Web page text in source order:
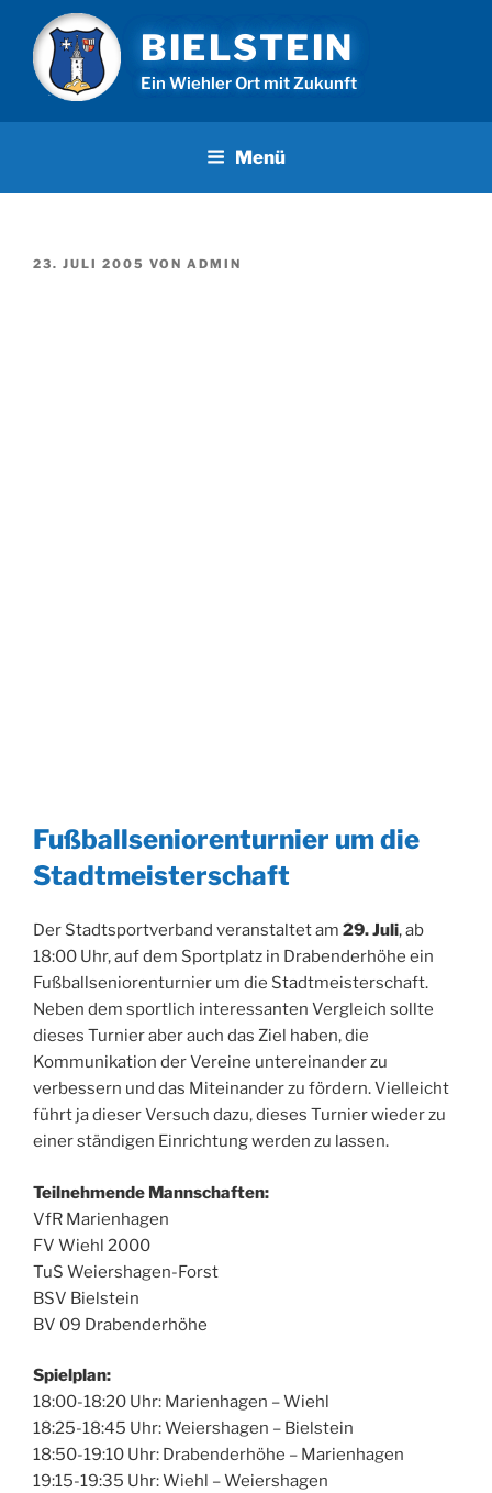
Inhalt
springen
BIELSTEIN
Ein Wiehler Ort mit Zukunft
Menü
VERÖFFENTLICHT
23. JULI 2005 VON ADMIN
Fußballseniorenturnier um die
Stadtmeisterschaft
Der Stadtsportverband veranstaltet am 29. Juli, ab
18:00 Uhr, auf dem Sportplatz in Drabenderhöhe ein
Fußballseniorenturnier um die Stadtmeisterschaft.
Neben dem sportlich interessanten Vergleich sollte
dieses Turnier aber auch das Ziel haben, die
Kommunikation der Vereine untereinander zu
verbessern und das Miteinander zu fördern. Vielleicht
führt ja dieser Versuch dazu, dieses Turnier wieder zu
einer ständigen Einrichtung werden zu lassen.
Teilnehmende Mannschaften:
VfR Marienhagen
FV Wiehl 2000
TuS Weiershagen-Forst
BSV Bielstein
BV 09 Drabenderhöhe
Spielplan:
18:00-18:20 Uhr: Marienhagen – Wiehl
18:25-18:45 Uhr: Weiershagen – Bielstein
18:50-19:10 Uhr: Drabenderhöhe – Marienhagen
19:15-19:35 Uhr: Wiehl – Weiershagen